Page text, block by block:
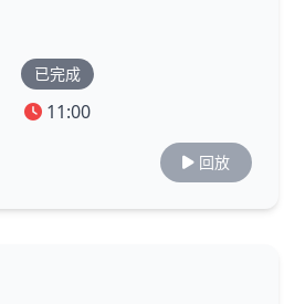
已完成
11:00
回放